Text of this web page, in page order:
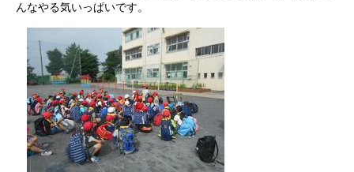
んなやる気いっぱいです。